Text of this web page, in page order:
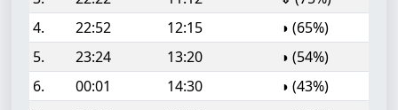
4.
22:52 12:15
◑ (65%)
5.
23:24 13:20
◑ (54%)
6.
00:01 14:30
◑ (43%)